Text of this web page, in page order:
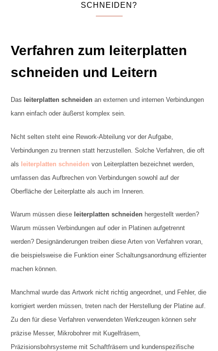
SCHNEIDEN?
Verfahren zum leiterplatten
schneiden und Leitern
Das leiterplatten schneidenan externen und internen Verbindungen
kann einfach oder äußerst komplex sein.
Nicht selten steht eine Rework-Abteilung vor der Aufgabe,
Verbindungen zu trennen statt herzustellen. Solche Verfahren, die oft
als leiterplatten schneiden von Leiterplatten bezeichnet werden,
umfassen das Aufbrechen von Verbindungen sowohl auf der
Oberfläche der Leiterplatte als auch im Inneren.
Warum müssen diese leiterplatten schneidenhergestellt werden?
Warum müssen Verbindungen auf oder in Platinen aufgetrennt
werden? Designänderungen treiben diese Arten von Verfahren voran,
die beispielsweise die Funktion einer Schaltungsanordnung effizienter
machen können.
Manchmal wurde das Artwork nicht richtig angeordnet, und Fehler, die
korrigiert werden müssen, treten nach der Herstellung der Platine auf.
Zu den für diese Verfahren verwendeten Werkzeugen können sehr
präzise Messer, Mikrobohrer mit Kugelfräsern,
Präzisionsbohrsysteme mit Schaftfräsern und kundenspezifische